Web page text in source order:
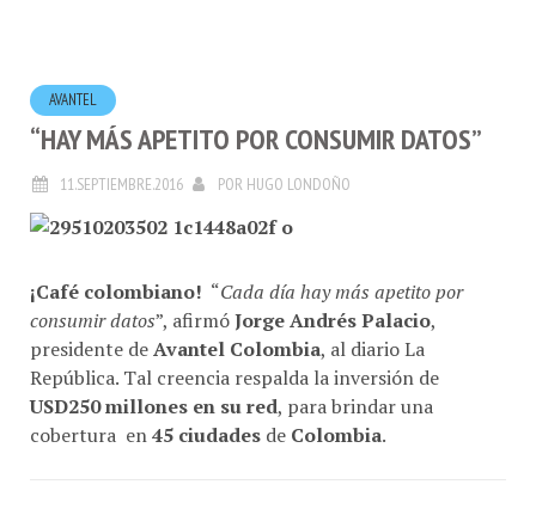
AVANTEL
“HAY MÁS APETITO POR CONSUMIR DATOS”
11.SEPTIEMBRE.2016 POR HUGO LONDOÑO
¡Café colombiano! “Cada día hay más apetito por
consumir datos ”, afirmó Jorge Andrés Palacio
presidente de
Avantel Colombia
, al diario La
República. Tal creencia respalda la inversión de
USD250 millones en su red , para brindar una
cobertura en
45 ciudades deColombia